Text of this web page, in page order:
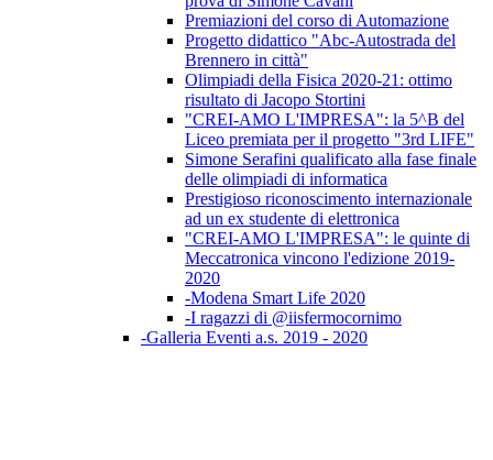
Premiazioni del corso di Automazione
Progetto didattico "Abc-Autostrada del
Brennero in città"
Olimpiadi della Fisica 2020-21: ottimo
risultato di Jacopo Stortini
"CREI-AMO L'IMPRESA": la 5^B del
Liceo premiata per il progetto "3rd LIFE"
Simone Serafini qualificato alla fase finale
delle olimpiadi di informatica
Prestigioso riconoscimento internazionale
ad un ex studente di elettronica
"CREI-AMO L'IMPRESA": le quinte di
Meccatronica vincono l'edizione 2019-
2020
-Modena Smart Life 2020
-I ragazzi di @iisfermocornimo
-Galleria Eventi a.s. 2019 - 2020